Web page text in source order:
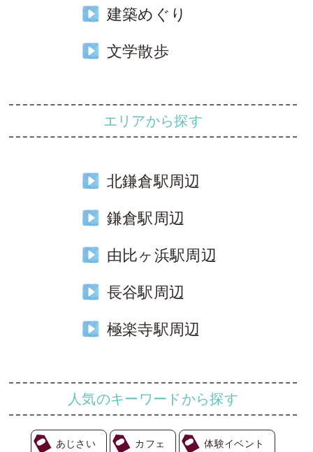
建築めぐり
文学散歩
エリアから探す
北鎌倉駅周辺
鎌倉駅周辺
由比ヶ浜駅周辺
長谷駅周辺
極楽寺駅周辺
人気のキーワードから探す
あじさい カフェ 体験イベント